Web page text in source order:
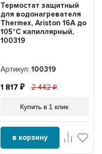
Термостат защитный
для водонагревателя
Thermex, Ariston 16А до
105°С капиллярный,
100319
Артикул: 100319
1 817 2 442
Купить в 1 клик
в корзину